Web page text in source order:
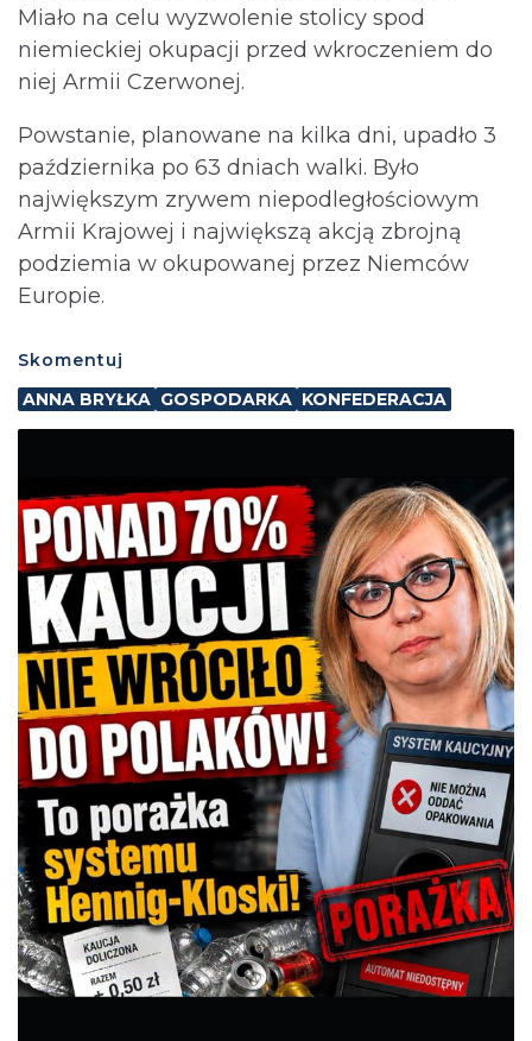
Miało na celu wyzwolenie stolicy spod
niemieckiej okupacji przed wkroczeniem do
niej Armii Czerwonej.
Powstanie, planowane na kilka dni, upadło 3
października po 63 dniach walki. Było
największym zrywem niepodległościowym
Armii Krajowej i największą akcją zbrojną
podziemia w okupowanej przez Niemców
Europie.
Skomentuj
ANNA BRYŁKA GOSPODARKA KONFEDERACJA